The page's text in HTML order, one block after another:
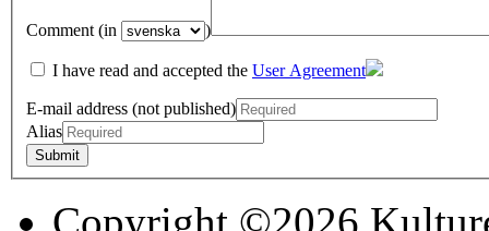
Comment (in )
I have read and accepted the User Agreement
E-mail address (not published)
Alias